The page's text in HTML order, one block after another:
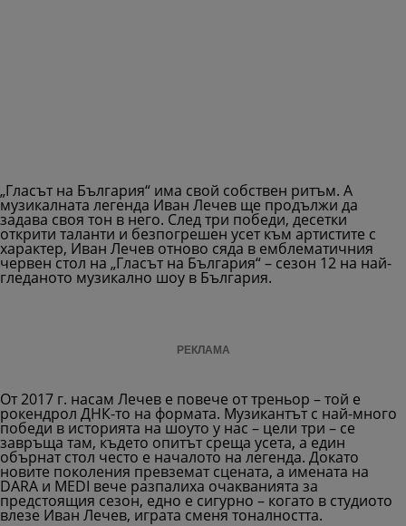
„Гласът на България“ има свой собствен ритъм. А
музикалната легенда Иван Лечев ще продължи да
задава своя тон в него. След три победи, десетки
открити таланти и безпогрешен усет към артистите с
характер, Иван Лечев отново сяда в емблематичния
червен стол на „Гласът на България“ – сезон 12 на най-
гледаното музикално шоу в България.
РЕКЛАМА
От 2017 г. насам Лечев е повече от треньор – той е
рокендрол ДНК-то на формата. Музикантът с най-много
победи в историята на шоуто у нас – цели три – се
завръща там, където опитът среща усета, а един
обърнат стол често е началото на легенда. Докато
новите поколения превземат сцената, а имената на
DARA и MEDI вече разпалиха очакванията за
предстоящия сезон, едно е сигурно – когато в студиото
влезе Иван Лечев, играта сменя тоналността.